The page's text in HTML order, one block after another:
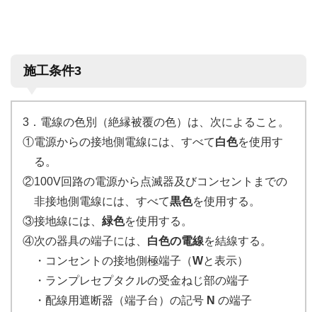
施工条件3
3．電線の色別（絶縁被覆の色）は、次によること。
①電源からの接地側電線には、すべて白色を使用す
る。
②100V回路の電源から点滅器及びコンセントまでの
非接地側電線には、すべて黒色を使用する。
③接地線には、 緑色を使用する。
④次の器具の端子には、 白色の電線を結線する。
・コンセントの接地側極端子（Wと表示）
・ランプレセプタクルの受金ねじ部の端子
・配線用遮断器（端子台）の記号 N の端子